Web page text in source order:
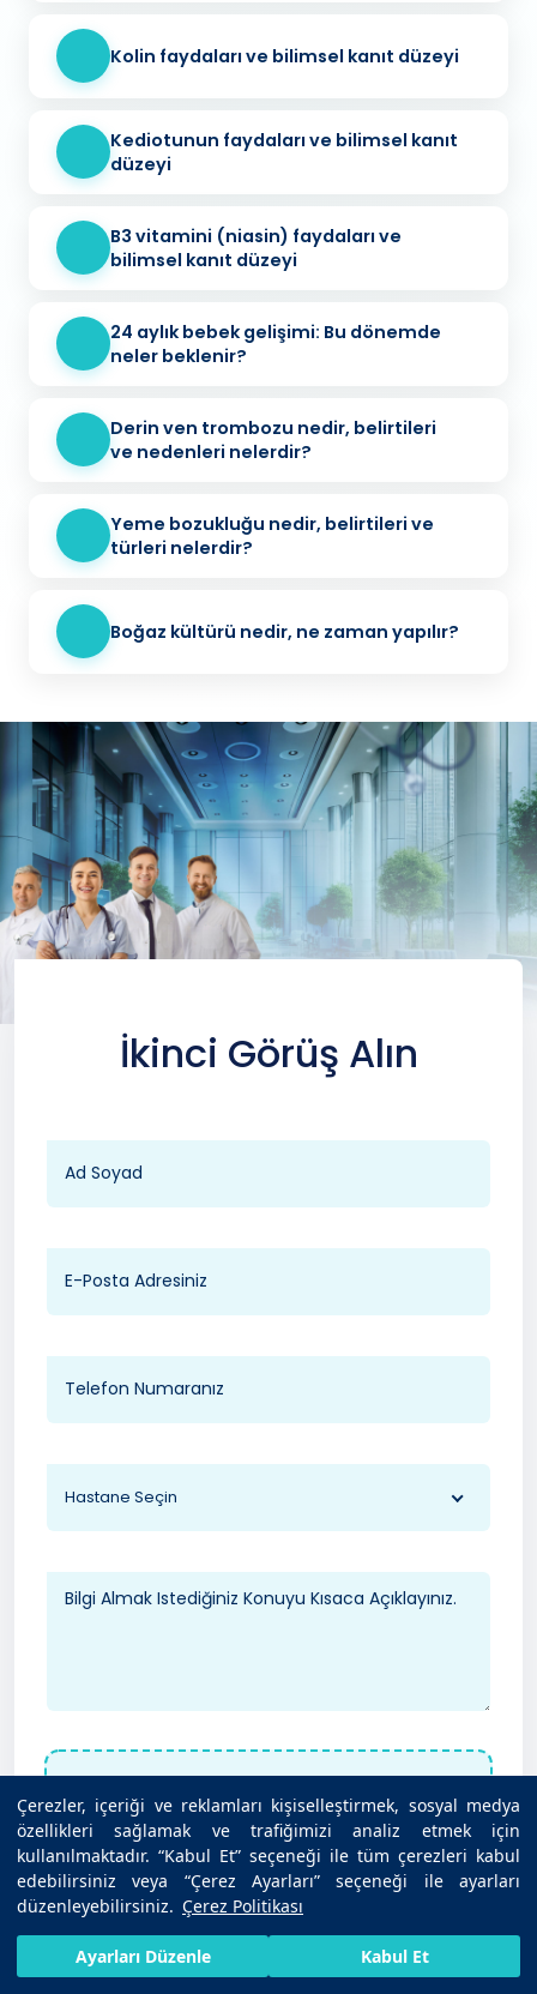
Çerezler, içeriği ve reklamları kişiselleştirmek, sosyal medya
özellikleri sağlamak ve trafiğimizi analiz etmek için
kullanılmaktadır. “Kabul Et” seçeneği ile tüm çerezleri kabul
edebilirsiniz veya “Çerez Ayarları” seçeneği ile ayarları
düzenleyebilirsiniz. Çerez Politikası
Ayarları Düzenle Kabul Et
Kolin faydaları ve bilimsel kanıt düzeyi
Kediotunun faydaları ve bilimsel kanıt
düzeyi
B3 vitamini (niasin) faydaları ve
bilimsel kanıt düzeyi
24 aylık bebek gelişimi: Bu dönemde
neler beklenir?
Derin ven trombozu nedir, belirtileri
ve nedenleri nelerdir?
Yeme bozukluğu nedir, belirtileri ve
türleri nelerdir?
Boğaz kültürü nedir, ne zaman yapılır?
İkinci Görüş Alın
Hastane Seçin
Dosya Yükle (Rapor, tahlil vb.)
Maksimum 40MB - PDF, JPG, PNG
Kişisel Verilerin Korunması Kanunuuyarınca ilgili
Bilgilendirme
’yi okudum. Kişisel verilerimin
HIZLI RANDEVU AL BIZE ULAŞIN